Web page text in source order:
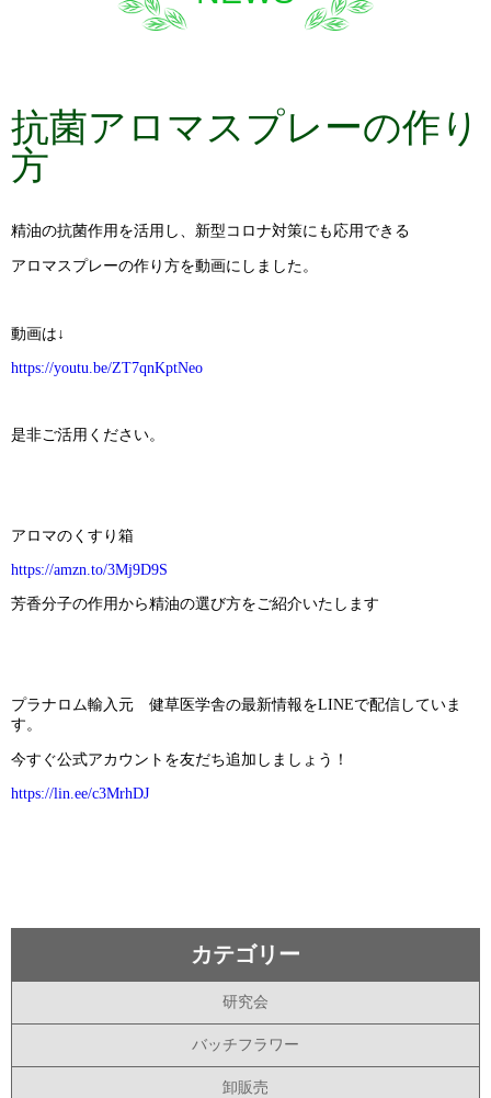
抗菌アロマスプレーの作り
方
精油の抗菌作用を活用し、新型コロナ対策にも応用できる
アロマスプレーの作り方を動画にしました。
動画は↓
https://youtu.be/ZT7qnKptNeo
是非ご活用ください。
アロマのくすり箱
https://amzn.to/3Mj9D9S
芳香分子の作用から精油の選び方をご紹介いたします
プラナロム輸入元 健草医学舎の最新情報をLINEで配信していま
す。
今すぐ公式アカウントを友だち追加しましょう！
https://lin.ee/c3MrhDJ
カテゴリー
研究会
バッチフラワー
卸販売